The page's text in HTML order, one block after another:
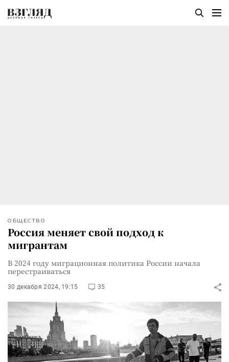
ОБЩЕСТВО
Россия меняет свой подход к
мигрантам
В 2024 году миграционная политика России начала
перестраиваться
30 декабря 2024, 19:15 35